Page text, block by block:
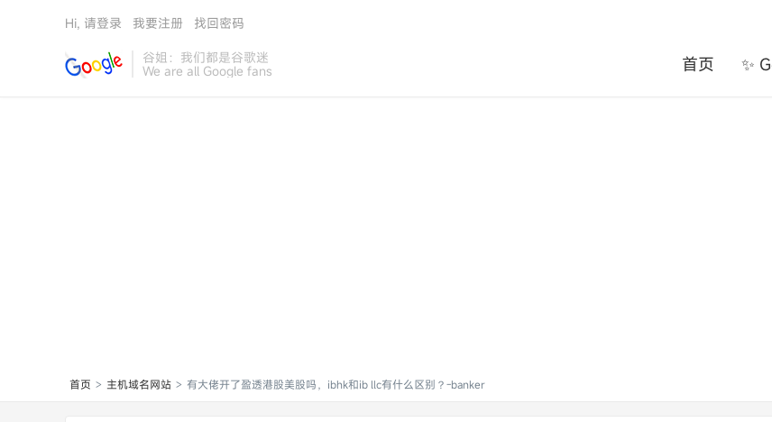
谷姐：我们都是谷歌迷
We are all Google fans 首页 ✨
Hi, 请登录 我要注册 找回密码
首页 > 主机域名网站 > 有大佬开了盈透港股美股吗，ibhk和ib llc有什么区别？-banker